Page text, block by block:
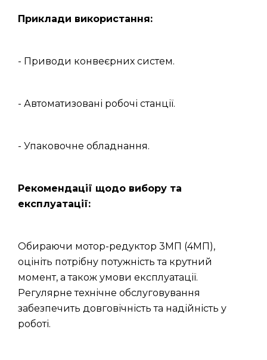
Приклади використання:
- Приводи конвеєрних систем.
- Автоматизовані робочі станції.
- Упаковочне обладнання.
Рекомендації щодо вибору та
експлуатації:
Обираючи мотор-редуктор 3МП (4МП),
оцініть потрібну потужність та крутний
момент, а також умови експлуатації.
Регулярне технічне обслуговування
забезпечить довговічність та надійність у
роботі.